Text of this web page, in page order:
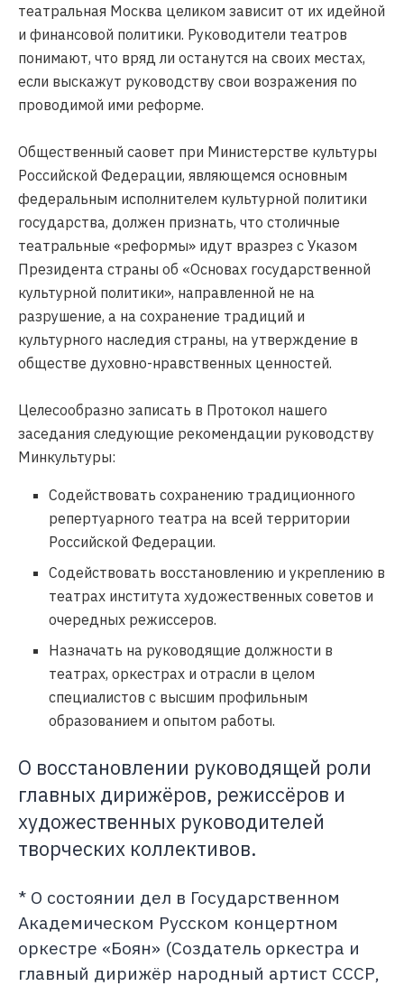
театральная Москва целиком зависит от их идейной
и финансовой политики. Руководители театров
понимают, что вряд ли останутся на своих местах,
если выскажут руководству свои возражения по
проводимой ими реформе.
Общественный саовет при Министерстве культуры
Российской Федерации, являющемся основным
федеральным исполнителем культурной политики
государства, должен признать, что столичные
театральные «реформы» идут вразрез с Указом
Президента страны об «Основах государственной
культурной политики», направленной не на
разрушение, а на сохранение традиций и
культурного наследия страны, на утверждение в
обществе духовно-нравственных ценностей.
Целесообразно записать в Протокол нашего
заседания следующие рекомендации руководству
Минкультуры:
Содействовать сохранению традиционного
репертуарного театра на всей территории
Российской Федерации.
Содействовать восстановлению и укреплению в
театрах института художественных советов и
очередных режиссеров.
Назначать на руководящие должности в
театрах, оркестрах и отрасли в целом
специалистов с высшим профильным
образованием и опытом работы.
О восстановлении руководящей роли
главных дирижёров, режиссёров и
художественных руководителей
творческих коллективов.
* О состоянии дел в Государственном
Академическом Русском концертном
оркестре «Боян» (Создатель оркестра и
главный дирижёр народный артист СССР,